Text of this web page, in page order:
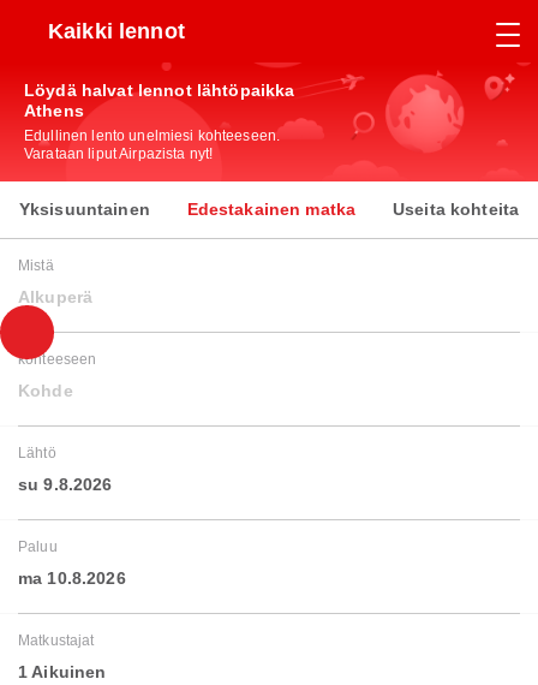
Kaikki lennot
Löydä halvat lennot lähtöpaikka
Athens
Edullinen lento unelmiesi kohteeseen.
Varataan liput Airpazista nyt!
Yksisuuntainen Edestakainen matka Useita kohteita
Mistä
Alkuperä
kohteeseen
Kohde
Lähtö
su 9.8.2026
Paluu
ma 10.8.2026
Matkustajat
1 Aikuinen